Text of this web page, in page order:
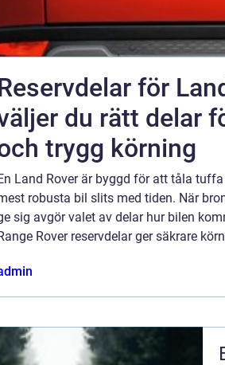
för
du rätt delar
trygg körning
Land Rover är byggd för att tåla
robusta bil slits med tiden. När
sig avgör valet av delar hur bilen
Rover reservdelar ger säkrare